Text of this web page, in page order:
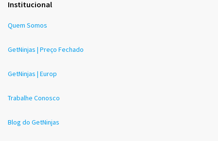
Institucional
Quem Somos
GetNinjas | Preço Fechado
GetNinjas | Europ
Trabalhe Conosco
Blog do GetNinjas